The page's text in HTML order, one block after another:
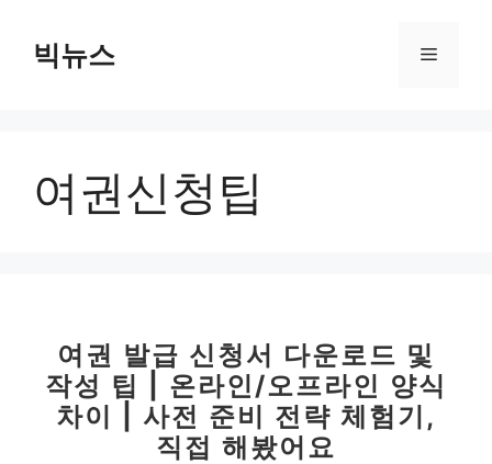
빅뉴스 메
여권신청팁
여권 발급 신청서 다운로드 및
작성 팁 | 온라인/오프라인 양식
차이 | 사전 준비 전략 체험기,
직접 해봤어요